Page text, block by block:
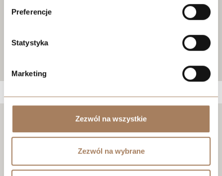
Preferencje
Statystyka
Marketing
Zezwól na wszystkie
Zezwól na wybrane
Negocjuj cenę